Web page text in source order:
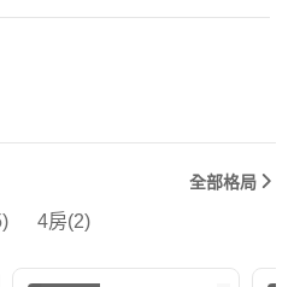
全部格局
4房(2)